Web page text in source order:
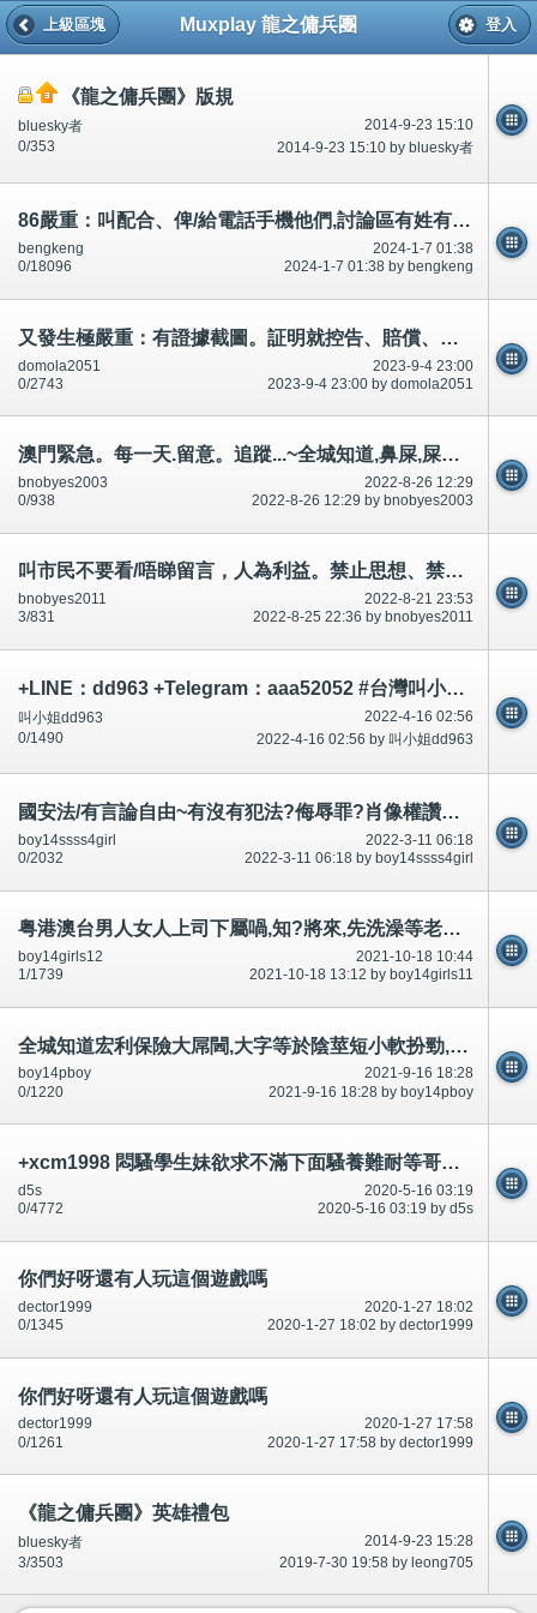
Muxplay 龍之傭兵團
上級區塊 登入
《龍之傭兵團》版規
2014-9-23 15:10
bluesky者
2014-9-23 15:10 by bluesky者
0/353
86嚴重：叫配合、俾/給電話手機他們,討論區有姓有電話有份之一、回收/收翻...
2024-1-7 01:38
bengkeng
2024-1-7 01:38 by bengkeng
0/18096
又發生極嚴重：有證據截圖。証明就控告、賠償、盡量離開香港,又不處理/唔處理。騙財騙色,緊急
2023-9-4 23:00
domola2051
2023-9-4 23:00 by domola2051
0/2743
澳門緊急。每一天.留意。追蹤...~全城知道,鼻屎,屎等等。不可/唔可以升職。升職之後~承認狗撚、臭化閪、本地雞
2022-8-26 12:29
bnobyes2003
2022-8-26 12:29 by bnobyes2003
0/938
叫市民不要看/唔睇留言，人為利益。禁止思想、禁足(禁止外出、行街)感覺~第2
2022-8-21 23:53
bnobyes2011
2022-8-25 22:36 by bnobyes2011
3/831
+LINE：dd963 +Telegram：aaa52052 #台灣叫小姐 #台中叫小姐 #台北叫小姐 #高雄叫小姐 #新竹叫小姐 #台南叫小姐 #彰化叫小
2022-4-16 02:56
叫小姐dd963
2022-4-16 02:56 by 叫小姐dd963
0/1490
國安法/有言論自由~有沒有犯法?侮辱罪?肖像權讚靚法?哥們啊～曾國城、吳宗憲、胡瓜、屈中恒及兒女們
2022-3-11 06:18
boy14ssss4girl
2022-3-11 06:18 by boy14ssss4girl
0/2032
粤港澳台男人女人上司下屬喎,知?將來,先洗澡等老公放工回來大屌閪,大字等於賓周陰莖短小扮勁-公開
2021-10-18 10:44
boy14girls12
2021-10-18 13:12 by boy14girls11
1/1739
全城知道宏利保險大屌閪,大字等於陰莖短小軟扮勁,廉署公安38975536推銷,一威二死,唔去死
2021-9-16 18:28
boy14pboy
2021-9-16 18:28 by boy14pboy
0/1220
+xcm1998 悶騷學生妹欲求不滿下面騷養難耐等哥哥插她小穴穴
2020-5-16 03:19
d5s
2020-5-16 03:19 by d5s
0/4772
你們好呀還有人玩這個遊戲嗎
2020-1-27 18:02
dector1999
2020-1-27 18:02 by dector1999
0/1345
你們好呀還有人玩這個遊戲嗎
2020-1-27 17:58
dector1999
2020-1-27 17:58 by dector1999
0/1261
《龍之傭兵團》英雄禮包
2014-9-23 15:28
bluesky者
2019-7-30 19:58 by leong705
3/3503